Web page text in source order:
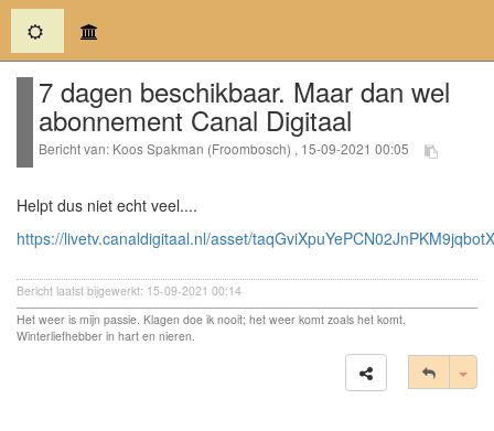
(current)
7 dagen beschikbaar. Maar dan wel
abonnement Canal Digitaal
Bericht van: Koos Spakman (Froombosch) , 15-09-2021 00:05
Helpt dus niet echt veel....
https://livetv.canaldigitaal.nl/asset/
Bericht laatst bijgewerkt: 15-09-2021 00:14
Het weer is mijn passie. Klagen doe ik nooit; het weer komt zoals het komt.
Winterliefhebber in hart en nieren.